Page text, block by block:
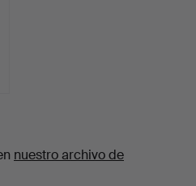
nuestro archivo de